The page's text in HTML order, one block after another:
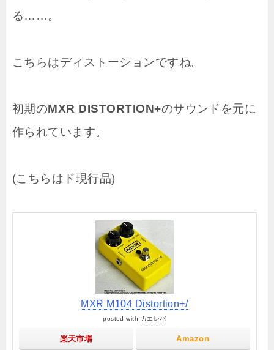
る……。
こちらはディストーションですね。
初期のMXR DISTORTION+のサウンドを元に
作られています。
(こちらはド現行品)
MXR M104 Distortion+/
posted with カエレバ
楽天市場 Amazon